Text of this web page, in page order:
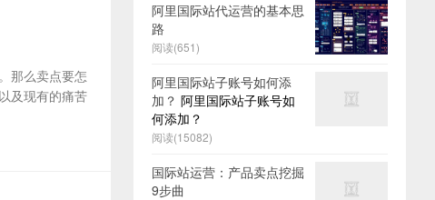
那么卖点要怎
及现有的痛苦
阿里国际站代运营的基本思
路
阅读(651)
阿里国际站子账号如何添
加？ 阿里国际站子账号如
何添加？
阅读(15082)
国际站运营：产品卖点挖掘
9步曲